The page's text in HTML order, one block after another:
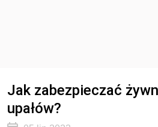
Jak zabezpieczać
upałów?